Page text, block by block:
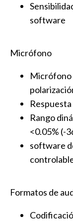
software
Micrófono
Micrófono
Rango
<0.05% (-
software
Formatos de